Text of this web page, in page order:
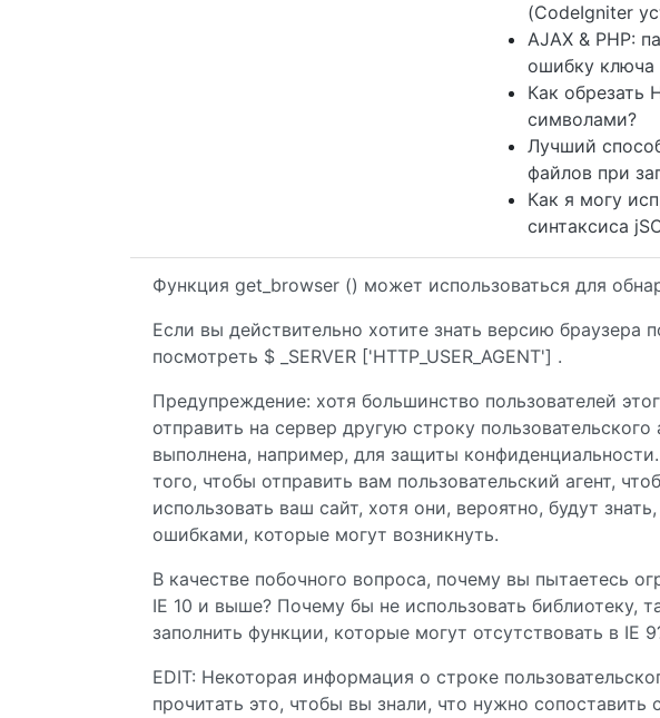
(CodeIgniter
AJAX & PHP:
ошибку ключа
Как обрезать
символами?
Лучший
файлов при
Как я могу
синтаксиса
Функция get_browser () может использоваться для
Если вы действительно хотите знать версию браузера
посмотреть $ _SERVER ['HTTP_USER_AGENT'] .
Предупреждение: хотя большинство пользователей
отправить на сервер другую строку
выполнена, например, для защиты
того, чтобы отправить вам пользовательский агент,
использовать ваш сайт, хотя они, вероятно, будут
ошибками, которые могут возникнуть.
В качестве побочного вопроса, почему вы пытаетесь
IE 10 и выше? Почему бы не использовать библиотеку,
заполнить функции, которые могут отсутствовать в IE
EDIT: Некоторая информация о строке
прочитать это, чтобы вы знали, что нужно сопоставить